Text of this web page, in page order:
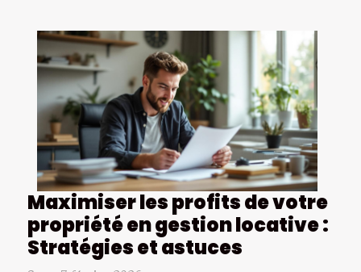
Maximiser les profits de votre
propriété en gestion locative :
Stratégies et astuces